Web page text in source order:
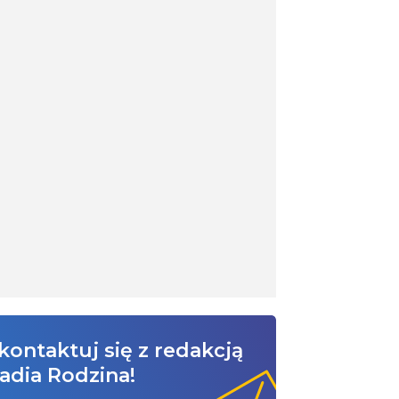
się z redakcją
Rodzina!